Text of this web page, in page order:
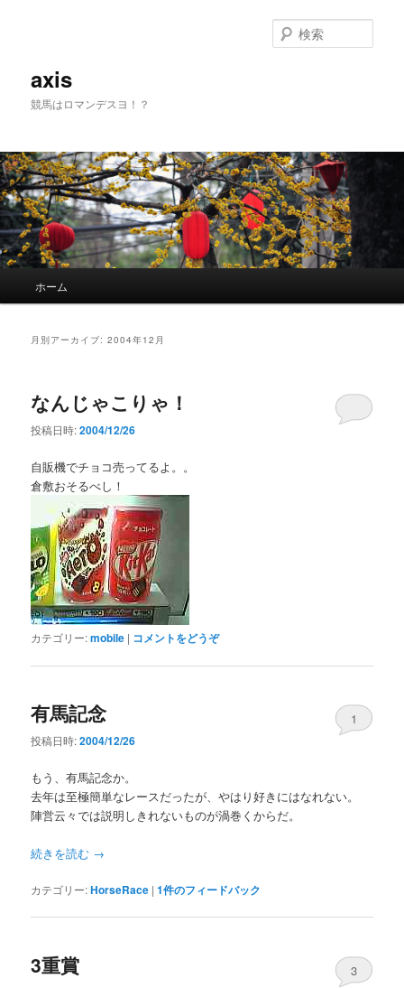
axis
競馬はロマンデスヨ！？
索
メインコンテンツへ移動
サブコンテンツへ移動
ホーム
月別アーカイブ:2004年12月
なんじゃこりゃ！
投稿日時:2004/12/26
自販機でチョコ売ってるよ。。
倉敷おそるべし！
カテゴリー:mobile | コメントをどうぞ
有馬記念
投稿日時:2004/12/26
1
もう、有馬記念か。
去年は至極簡単なレースだったが、やはり好きにはなれない。
陣営云々では説明しきれないものが渦巻くからだ。
続きを読む →
カテゴリー:HorseRace |1件のフィードバック
3重賞 3